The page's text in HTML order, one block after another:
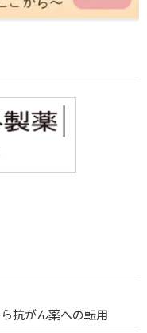
抗がん薬への転用